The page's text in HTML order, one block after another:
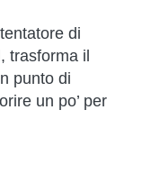
di
trasforma il
punto di
un po’ per